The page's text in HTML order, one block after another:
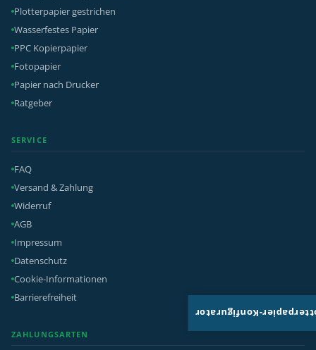
Plotterpapier gestrichen
Wasserfestes Papier
PPC Kopierpapier
Fotopapier
Papier nach Drucker
Ratgeber
SERVICE
FAQ
Versand & Zahlung
Widerruf
AGB
Impressum
Datenschutz
Cookie-Informationen
Barrierefreiheit
ZAHLUNGSARTEN
Plotterpapier-